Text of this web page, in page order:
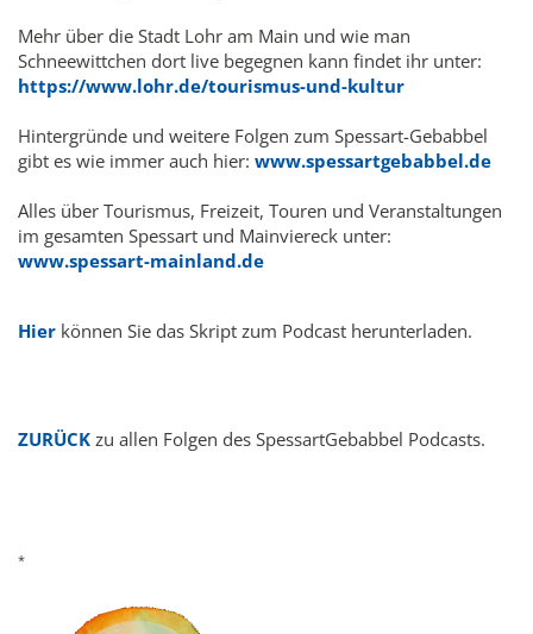
Mehr über die Stadt Lohr am Main und wie man
Schneewittchen dort live begegnen kann findet ihr unter:
https://www.lohr.de/tourismus-und-kultur
Hintergründe und weitere Folgen zum Spessart-Gebabbel
gibt es wie immer auch hier: www.spessartgebabbel.de
Alles über Tourismus, Freizeit, Touren und Veranstaltungen
im gesamten Spessart und Mainviereck unter:
www.spessart-mainland.de
Hier können Sie das Skript zum Podcast herunterladen.
ZURÜCK zu allen Folgen des SpessartGebabbel Podcasts.
*